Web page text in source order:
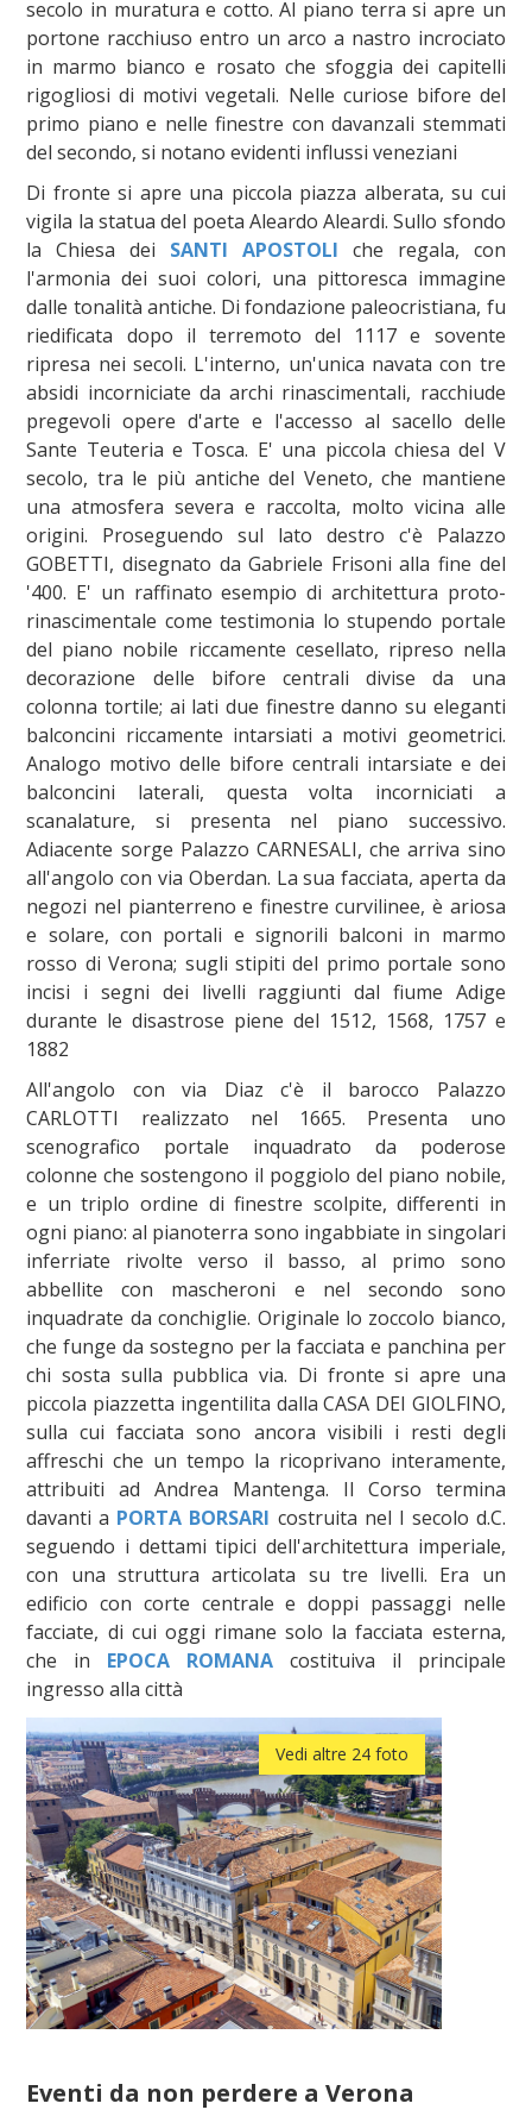
secolo in muratura e cotto. Al piano terra si apre un
portone racchiuso entro un arco a nastro incrociato
in marmo bianco e rosato che sfoggia dei capitelli
rigogliosi di motivi vegetali. Nelle curiose bifore del
primo piano e nelle finestre con davanzali stemmati
del secondo, si notano evidenti influssi veneziani
Di fronte si apre una piccola piazza alberata, su cui
vigila la statua del poeta Aleardo Aleardi. Sullo sfondo
la Chiesa dei SANTI APOSTOLI che regala, con
l'armonia dei suoi colori, una pittoresca immagine
dalle tonalità antiche. Di fondazione paleocristiana, fu
riedificata dopo il terremoto del 1117 e sovente
ripresa nei secoli. L'interno, un'unica navata con tre
absidi incorniciate da archi rinascimentali, racchiude
pregevoli opere d'arte e l'accesso al sacello delle
Sante Teuteria e Tosca. E' una piccola chiesa del V
secolo, tra le più antiche del Veneto, che mantiene
una atmosfera severa e raccolta, molto vicina alle
origini. Proseguendo sul lato destro c'è Palazzo
GOBETTI, disegnato da Gabriele Frisoni alla fine del
'400. E' un raffinato esempio di architettura proto-
rinascimentale come testimonia lo stupendo portale
del piano nobile riccamente cesellato, ripreso nella
decorazione delle bifore centrali divise da una
colonna tortile; ai lati due finestre danno su eleganti
balconcini riccamente intarsiati a motivi geometrici.
Analogo motivo delle bifore centrali intarsiate e dei
balconcini laterali, questa volta incorniciati a
scanalature, si presenta nel piano successivo.
Adiacente sorge Palazzo CARNESALI, che arriva sino
all'angolo con via Oberdan. La sua facciata, aperta da
negozi nel pianterreno e finestre curvilinee, è ariosa
e solare, con portali e signorili balconi in marmo
rosso di Verona; sugli stipiti del primo portale sono
incisi i segni dei livelli raggiunti dal fiume Adige
durante le disastrose piene del 1512, 1568, 1757 e
1882
All'angolo con via Diaz c'è il barocco Palazzo
CARLOTTI realizzato nel 1665. Presenta uno
scenografico portale inquadrato da poderose
colonne che sostengono il poggiolo del piano nobile,
e un triplo ordine di finestre scolpite, differenti in
ogni piano: al pianoterra sono ingabbiate in singolari
inferriate rivolte verso il basso, al primo sono
abbellite con mascheroni e nel secondo sono
inquadrate da conchiglie. Originale lo zoccolo bianco,
che funge da sostegno per la facciata e panchina per
chi sosta sulla pubblica via. Di fronte si apre una
piccola piazzetta ingentilita dalla CASA DEI GIOLFINO,
sulla cui facciata sono ancora visibili i resti degli
affreschi che un tempo la ricoprivano interamente,
attribuiti ad Andrea Mantenga. Il Corso termina
davanti a PORTA BORSARI costruita nel I secolo d.C.
seguendo i dettami tipici dell'architettura imperiale,
con una struttura articolata su tre livelli. Era un
edificio con corte centrale e doppi passaggi nelle
facciate, di cui oggi rimane solo la facciata esterna,
che in EPOCA ROMANA costituiva il principale
ingresso alla città
Vedi altre 24 foto
Eventi da non perdere a Verona